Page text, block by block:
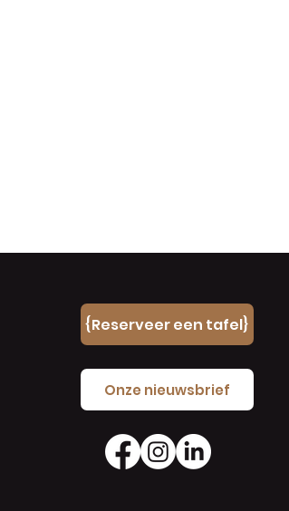
{Reserveer een tafel}
Onze nieuwsbrief